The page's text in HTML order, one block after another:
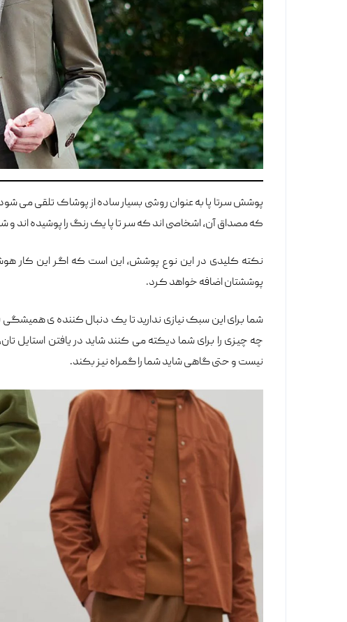
پوشش سرتا پا به عنوان روشی بسیار ساده از پوشاک تلقی می
که مصداق آن، اشخاصی اند که سر تا پا یک رنگ را پوشیده اند و
نکته کلیدی در این نوع پوشش، این است که اگر این کار
پوششتان اضافه خواهد کرد.
شما برای این سبک نیازی ندارید تا یک دنبال کننده ی
چه چیزی را برای شما دیکته می کنند شاید در یافتن
نیست و حتی گاهی شاید شما را گمراه نیز بکند.